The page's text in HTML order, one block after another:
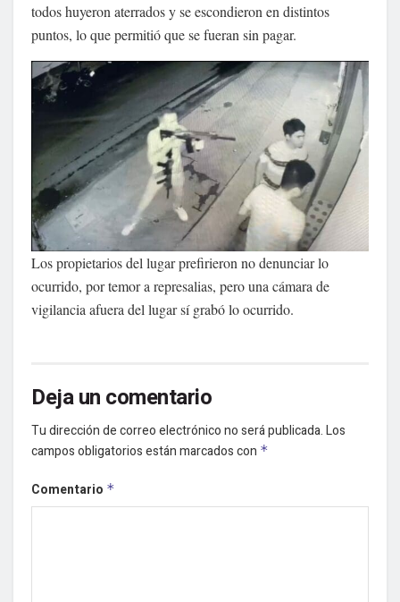
todos huyeron aterrados y se escondieron en distintos
puntos, lo que permitió que se fueran sin pagar.
Los propietarios del lugar prefirieron no denunciar lo
ocurrido, por temor a represalias, pero una cámara de
vigilancia afuera del lugar sí grabó lo ocurrido.
Deja un comentario
Tu dirección de correo electrónico no será publicada.Los
campos obligatorios están marcados con *
Comentario *